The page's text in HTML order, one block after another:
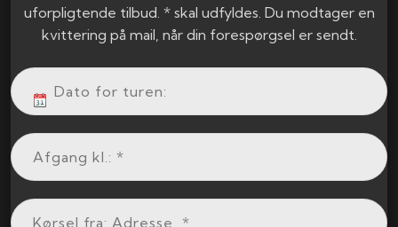
uforpligtende tilbud. * skal udfyldes. Du modtager en
kvittering på mail, når din forespørgsel er sendt.